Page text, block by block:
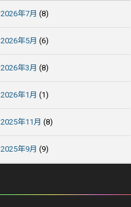
2026年7月 (8)
2026年5月 (6)
2026年3月 (8)
2026年1月 (1)
2025年11月 (8)
2025年9月 (9)